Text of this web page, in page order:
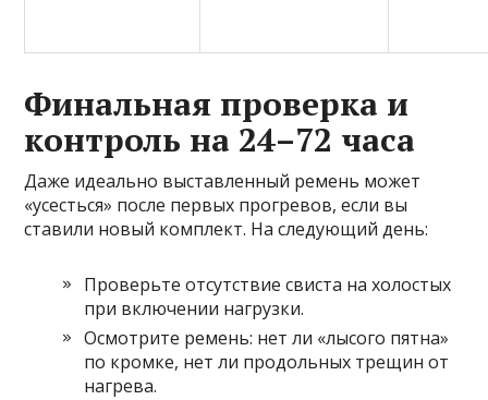
Финальная проверка и
контроль на 24–72 часа
Даже идеально выставленный ремень может
«усесться» после первых прогревов, если вы
ставили новый комплект. На следующий день:
Проверьте отсутствие свиста на холостых
при включении нагрузки.
Осмотрите ремень: нет ли «лысого пятна»
по кромке, нет ли продольных трещин от
нагрева.